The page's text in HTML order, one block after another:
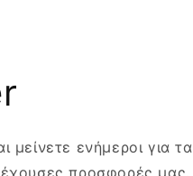
μείνετε ενήμεροι για τα
προσφορές μας.